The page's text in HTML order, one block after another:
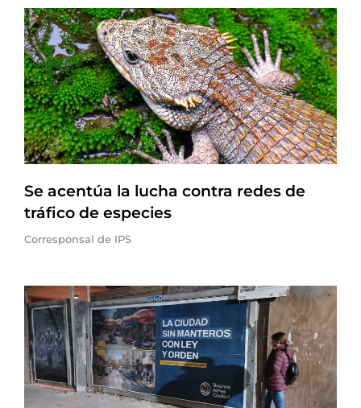
Se acentúa la lucha contra redes de
tráfico de especies
Corresponsal de IPS